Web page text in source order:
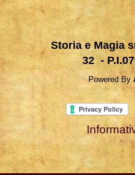
Storia e Magia
32 -
Powered By